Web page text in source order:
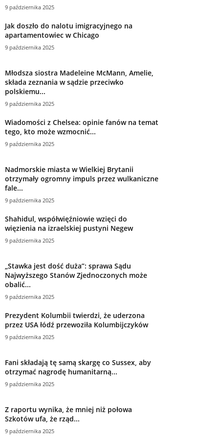
9 października 2025
Jak doszło do nalotu imigracyjnego na
apartamentowiec w Chicago
9 października 2025
Młodsza siostra Madeleine McMann, Amelie,
składa zeznania w sądzie przeciwko
polskiemu...
9 października 2025
Wiadomości z Chelsea: opinie fanów na temat
tego, kto może wzmocnić...
9 października 2025
Nadmorskie miasta w Wielkiej Brytanii
otrzymały ogromny impuls przez wulkaniczne
fale...
9 października 2025
Shahidul, współwięźniowie wzięci do
więzienia na izraelskiej pustyni Negew
9 października 2025
„Stawka jest dość duża”: sprawa Sądu
Najwyższego Stanów Zjednoczonych może
obalić...
9 października 2025
Prezydent Kolumbii twierdzi, że uderzona
przez USA łódź przewoziła Kolumbijczyków
9 października 2025
Fani składają tę samą skargę co Sussex, aby
otrzymać nagrodę humanitarną...
9 października 2025
Z raportu wynika, że ​​mniej niż połowa
Szkotów ufa, że ​​rząd...
9 października 2025